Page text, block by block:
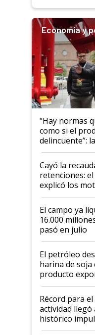
Economía y
"Hay normas
como si el
delincuente”:
al Congreso
habló del
Cayó la
retenciones:
explicó los
El campo ya
16.000
pasó en julio
El petróleo
harina de
producto
el agro aportó
diez dólares y
liderazgo en
récord
Récord para
actividad llegó
histórico
cosecha y las